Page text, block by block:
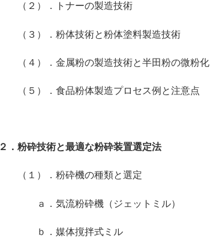
（２）．トナーの製造技術
（３）．粉体技術と粉体塗料製造技術
（４）．金属粉の製造技術と半田粉の微粉化
（５）．食品粉体製造プロセス例と注意点
２．粉砕技術と最適な粉砕装置選定法
（１）．粉砕機の種類と選定
ａ．気流粉砕機（ジェットミル）
ｂ．媒体撹拌式ミル